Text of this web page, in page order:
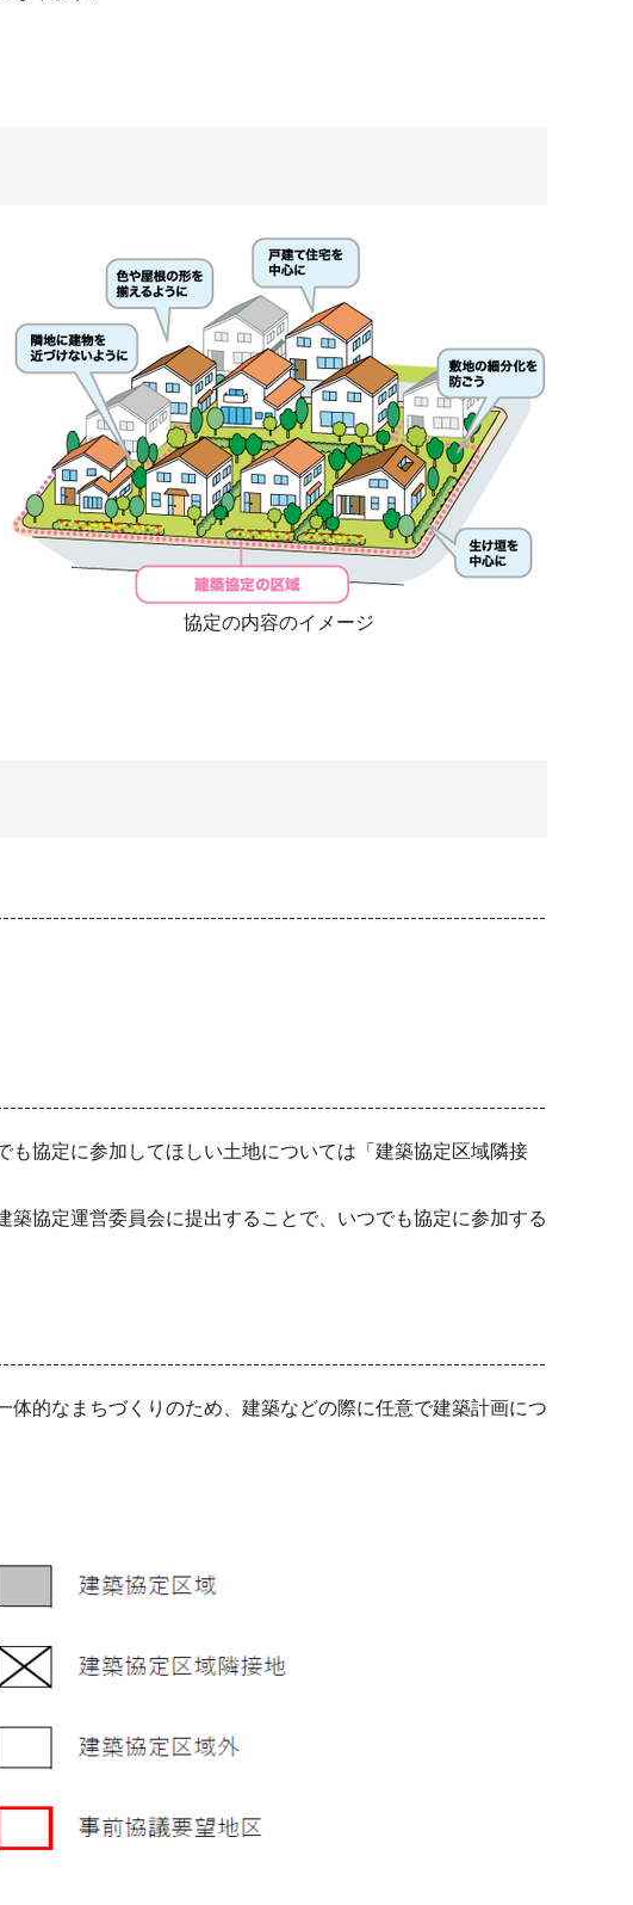
協定の内容のイメージ
協定に参加してほしい土地については「建築協定区域隣接
協定運営委員会に提出することで、いつでも協定に参加する
的なまちづくりのため、建築などの際に任意で建築計画につ